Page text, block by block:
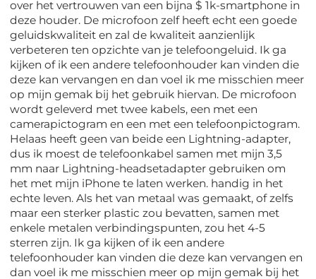
over het vertrouwen van een bijna $ 1k-smartphone in
deze houder. De microfoon zelf heeft echt een goede
geluidskwaliteit en zal de kwaliteit aanzienlijk
verbeteren ten opzichte van je telefoongeluid. Ik ga
kijken of ik een andere telefoonhouder kan vinden die
deze kan vervangen en dan voel ik me misschien meer
op mijn gemak bij het gebruik hiervan. De microfoon
wordt geleverd met twee kabels, een met een
camerapictogram en een met een telefoonpictogram.
Helaas heeft geen van beide een Lightning-adapter,
dus ik moest de telefoonkabel samen met mijn 3,5
mm naar Lightning-headsetadapter gebruiken om
het met mijn iPhone te laten werken. handig in het
echte leven. Als het van metaal was gemaakt, of zelfs
maar een sterker plastic zou bevatten, samen met
enkele metalen verbindingspunten, zou het 4-5
sterren zijn. Ik ga kijken of ik een andere
telefoonhouder kan vinden die deze kan vervangen en
dan voel ik me misschien meer op mijn gemak bij het